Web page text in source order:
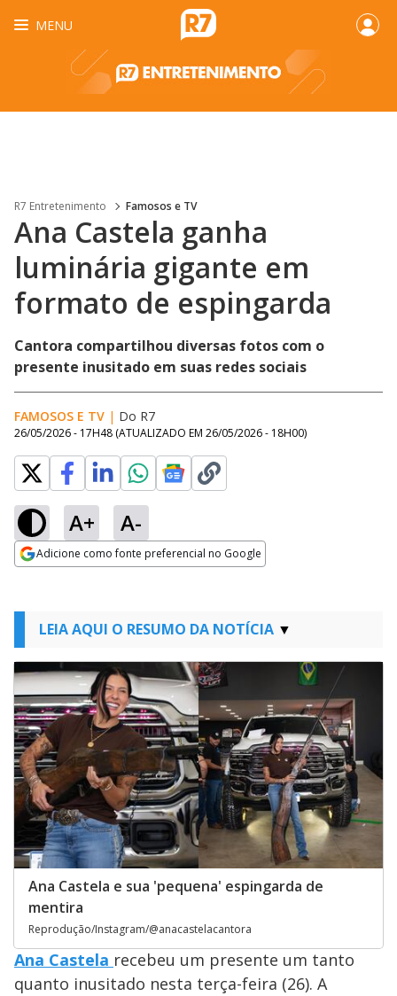
MENU
R7 Entretenimento Famosos e TV
Ana Castela ganha
luminária gigante em
formato de espingarda
Cantora compartilhou diversas fotos com o
presente inusitado em suas redes sociais
FAMOSOS E TV | Do R7
26/05/2026 - 17H48 (ATUALIZADO EM 26/05/2026 - 18H00)
A+ A-
Adicione como fonte preferencial no Google
LEIA AQUI O RESUMO DA NOTÍCIA
Ana Castela e sua 'pequena' espingarda de
mentira
Reprodução/Instagram/@anacastelacantora
Ana Castela recebeu um presente um tanto
quanto inusitado nesta terça-feira (26). A